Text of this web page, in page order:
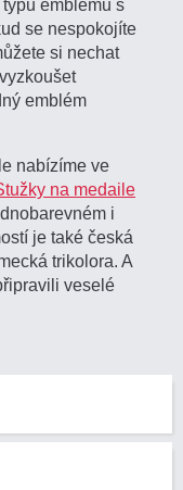
emblémů s
se nespokojíte
si nechat
emblém
nabízíme ve
na medaile
i
je také česká
trikolora. A
veselé